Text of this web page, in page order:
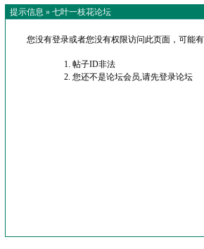
提示信息 » 七叶一枝花论坛
您没有登录或者您没有权限访问此页面，可能
帖子ID非法
您还不是论坛会员,请先登录论坛